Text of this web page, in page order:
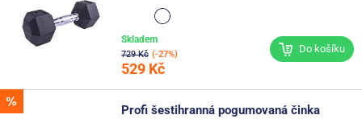
729 Kč (-27%)
529 Kč
Skladem
Do košíku
Profi šestihranná pogumovaná činka